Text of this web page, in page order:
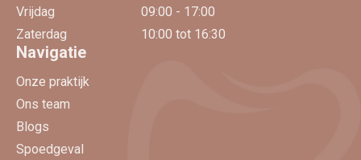
Vrijdag
Zaterdag
09:00 - 17:00
10:00 tot 16:30
Navigatie
Onze praktijk
Ons team
Blogs
Spoedgeval